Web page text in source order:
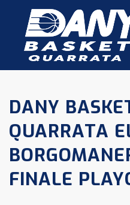
DANY
QUARRATA
FINALE